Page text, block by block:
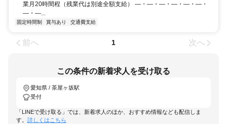
業月20時間程（残業代は別途全額支給） ―・―・―・―・―・―・
―・―...
固定時間制 賞与あり 交通費支給
前へ 1 次へ
この条件の新着求人を受け取る
愛知県 / 茶屋ヶ坂駅
受付
「LINEで受け取る」では、新着求人のほか、おすすめ情報なども配信しま
す。 詳しくはこちら